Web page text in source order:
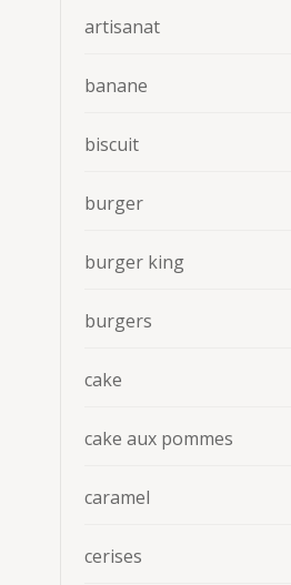
artisanat
banane
biscuit
burger
burger king
burgers
cake
cake aux pommes
caramel
cerises